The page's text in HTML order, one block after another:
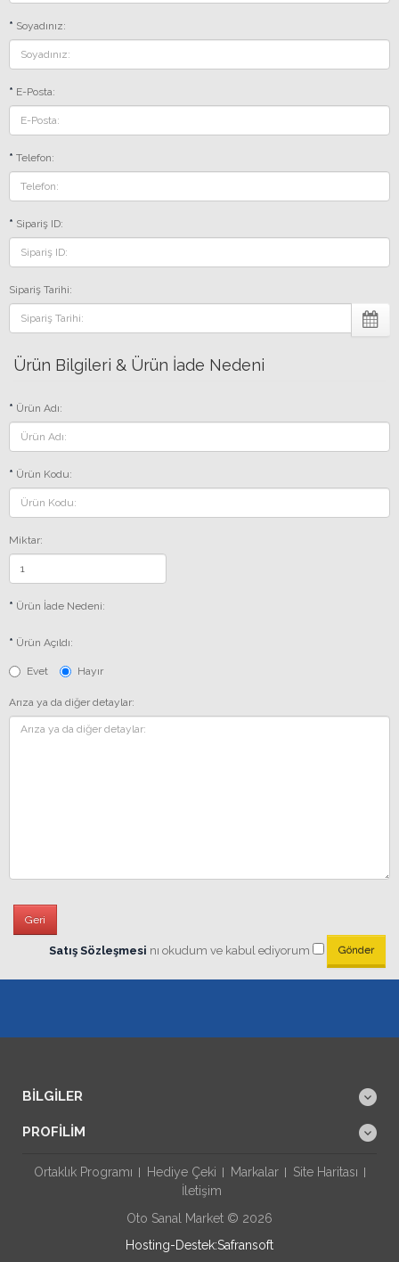
Soyadınız:
E-Posta:
Telefon:
Sipariş ID:
Sipariş Tarihi:
Ürün Bilgileri & Ürün İade Nedeni
Ürün Adı:
Ürün Kodu:
Miktar:
Ürün İade Nedeni:
Ürün Açıldı:
Evet Hayır
Arıza ya da diğer detaylar:
Geri
Satış Sözleşmesi nı okudum ve kabul ediyorum
BILGILER
PROFILIM
Ortaklık Programı Hediye Çeki Markalar
Site Haritası
İletişim
Oto Sanal Market © 2026
Hosting-Destek:Safransoft